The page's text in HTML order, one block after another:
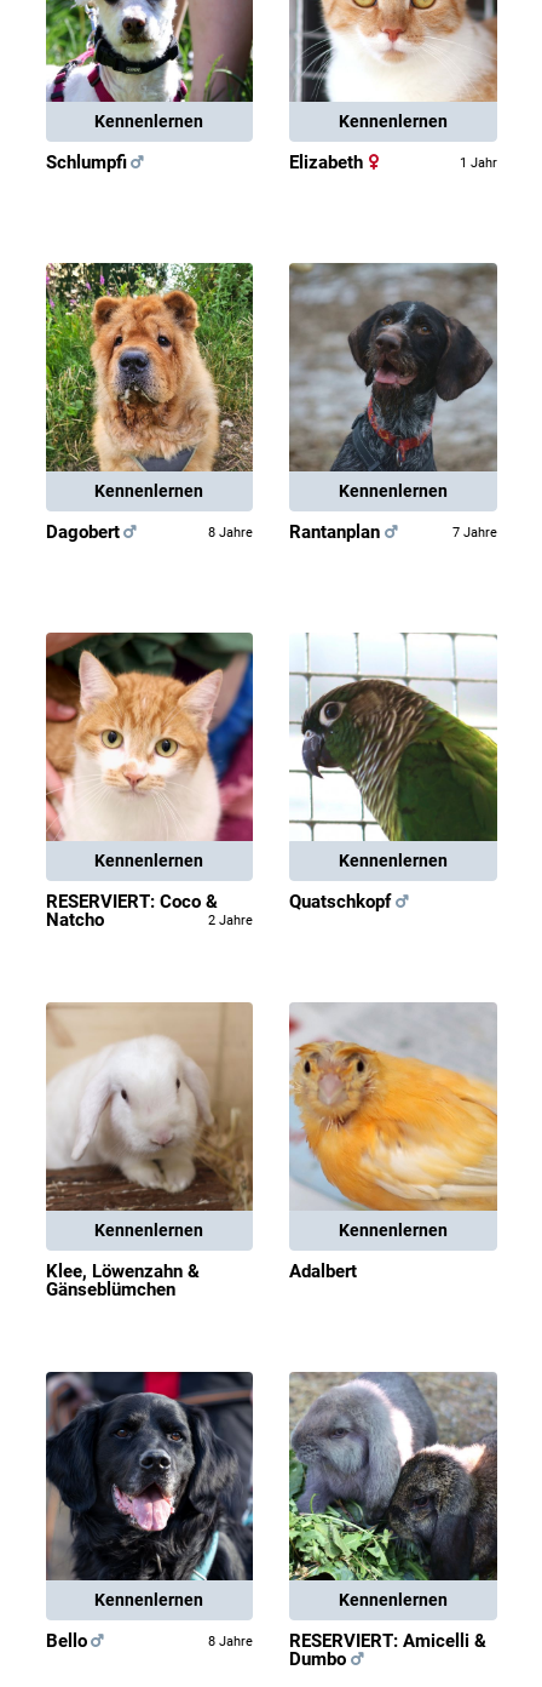
Kennenlernen
Schlumpfi
Kennenlernen
Elizabeth 1 Jahr
Kennenlernen
Dagobert 8 Jahre
Kennenlernen
Rantanplan 7 Jahre
Kennenlernen
RESERVIERT: Coco &
Natcho
2 Jahre
Kennenlernen
Quatschkopf
Kennenlernen
Klee, Löwenzahn &
Gänseblümchen
Kennenlernen
Adalbert
Kennenlernen
Bello 8 Jahre
Kennenlernen
RESERVIERT: Amicelli &
Dumbo